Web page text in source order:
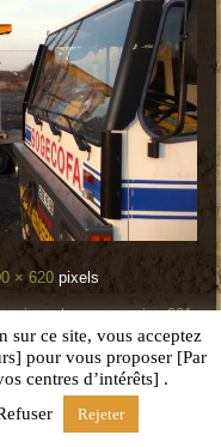
× 620 pixels
«joseph-gargano-pise-001
Reserved.
sur ce site, vous acceptez
pour vous proposer [Par
centres d’intérêts] .
Rejeter